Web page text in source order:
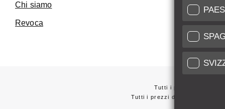
Chi siamo
Revoca
Service
Tutti i prezzi dei
Tutti i prezzi dei fornitori con
Questi articoli